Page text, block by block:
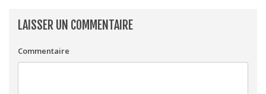
LAISSER UN COMMENTAIRE
Commentaire